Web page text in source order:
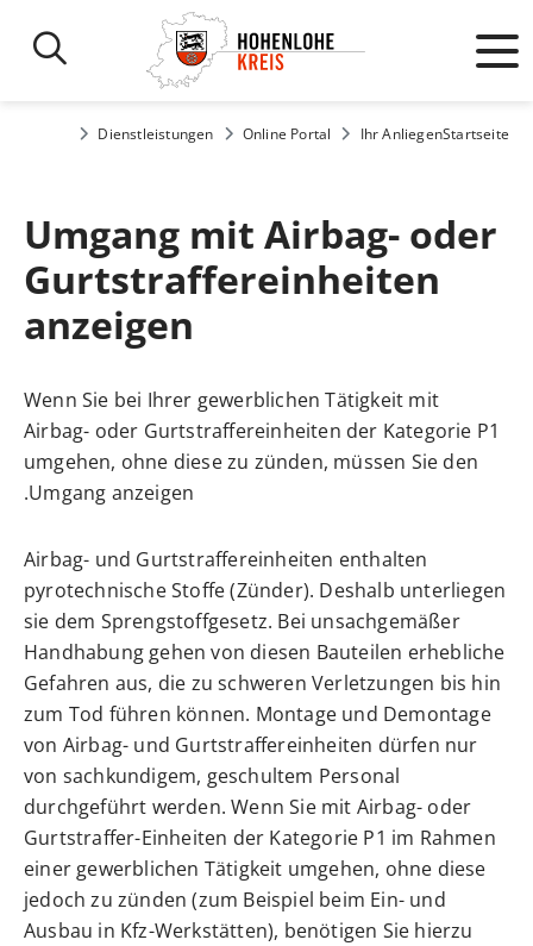
Startseite
Ihr Anliegen
Online Portal
Dienstleistungen
Umgang mit Airbag- oder
Gurtstraffereinheiten
anzeigen
Wenn Sie bei Ihrer gewerblichen Tätigkeit mit
Airbag- oder Gurtstraffereinheiten der Kategorie P1
umgehen, ohne diese zu zünden, müssen Sie den
Umgang anzeigen.
Airbag- und Gurtstraffereinheiten enthalten
pyrotechnische Stoffe (Zünder). Deshalb unterliegen
sie dem Sprengstoffgesetz. Bei unsachgemäßer
Handhabung gehen von diesen Bauteilen erhebliche
Gefahren aus, die zu schweren Verletzungen bis hin
zum Tod führen können. Montage und Demontage
von Airbag- und Gurtstraffereinheiten dürfen nur
von sachkundigem, geschultem Personal
durchgeführt werden. Wenn Sie mit Airbag- oder
Gurtstraffer-Einheiten der Kategorie P1 im Rahmen
einer gewerblichen Tätigkeit umgehen, ohne diese
jedoch zu zünden (zum Beispiel beim Ein- und
Ausbau in Kfz-Werkstätten), benötigen Sie hierzu